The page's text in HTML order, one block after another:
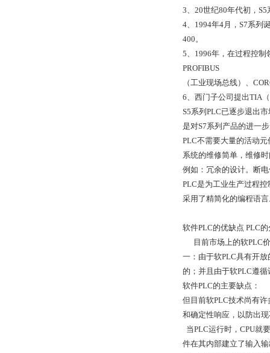
3、20世纪80年代初，
4、1994年4月，S7系列
400。
5、1996年，在过程控制
PROFIBUS
（工业现场总线）、
6、西门子公司提出TIA
S5系列PLC已逐步退出
是对S7系列产品的进一
PLC不需要大量的活动
系统的维修简单，维修
例如：冗余的设计。断
PLC是为工业生产过程
采用了精简化的编程语
软件PLC的优缺点 PLC
目前市场上的软PLC
一：由于软PLC具有开
的；并且由于软PLC遵
软件PLC的主要缺点：
但目前软PLC技术尚有
和确定性响应，以防出
当PLC运行时，CPU就
件在其内部建立了输入